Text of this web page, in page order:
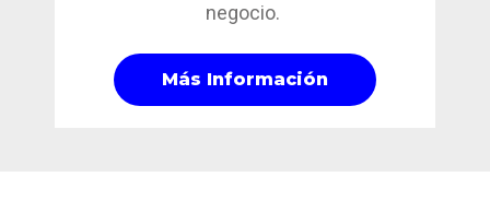
negocio.
Más Información